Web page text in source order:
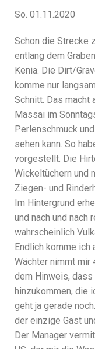
So. 01.11.2020
Schon die Strecke
entlang dem
Kenia. Die Dirt/
komme nur
Schnitt. Das macht
Massai im
Perlenschmuck
sehen kann. So
vorgestellt. Die
Wickeltüchern und
Ziegen- und
Im Hintergrund
und nach und nach
wahrscheinlich
Endlich komme ich
Wächter nimmt mir
dem Hinweis, dass
hinzukommen, die
geht ja gerade
der einzige Gast
Der Manager